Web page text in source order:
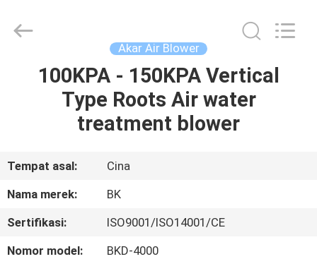
RUMAH
VIDEO
KAMI
(Jiangsu)
Akar Air Blower
100KPA - 150KPA Vertical
Type Roots Air water
treatment blower
Tempat asal:
Cina
Nama merek:
BK
Sertifikasi:
ISO9001/ISO14001/CE
Nomor model:
BKD-4000